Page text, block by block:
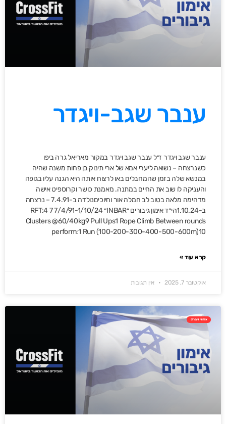
ענבר שגב-ויגדר
ענבר שגב ויגדר ז״ל ענבר שגב ויגדר במקור מאריאל גרה ביפו
כשנרצחה – נשואה ליערי אמא של ארי תינוק בן פחות משנה שהיה
במנשא שלה בזמן שהמחבלים באו לרצוח אותה היא הגנה עליו בגופה
והעניקה לו שוב את החיים במתנה. מאמנת כושר וקרוספיט אישה
מדהימה מלאה בטוב לב חמלה אור וחיוכיםנולדה ב-7.4.91 – נרצחה
ב-1.10.24הי״ד אימון גיבורים ״INBAR״ 7/4/91-1/10/24 7 RFT:4
Clusters @60/40kg9 Pull Ups1 Rope Climb Between rounds
perform:1 Run (100-200-300-400-500-600m)10
קרא עוד »
אוקטובר 7, 2025 אין תגובות
אימוני גיבורים